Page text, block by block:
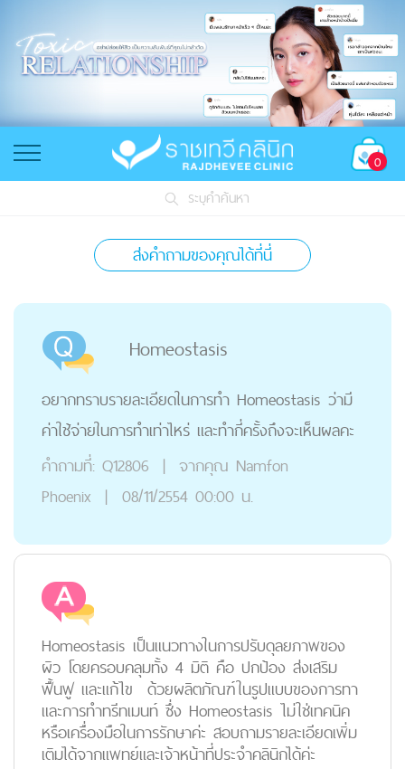
0
ระบุคำค้นหา
ส่งคำถามของคุณได้ที่นี่
Homeostasis
อยากทราบรายละเอียดในการทำ Homeostasis ว่ามี
ค่าใช้จ่ายในการทำเท่าไหร่ และทำกี่ครั้งถึงจะเห็นผลคะ
คำถามที่: Q12806 | จากคุณ Namfon
Phoenix | 08/11/2554 00:00 น.
Homeostasis เป็นแนวทางในการปรับดุลยภาพของ
ผิว โดยครอบคลุมทั้ง 4 มิติ คือ ปกป้อง ส่งเสริม
ฟื้นฟู และแก้ไข ด้วยผลิตภัณฑ์ในรูปแบบของการทา
และการทำทรีทเมนท์ ซึ่ง Homeostasis ไม่ใช่เทคนิค
หรือเครื่องมือในการรักษาค่ะ สอบถามรายละเอียดเพิ่ม
เติมได้จากแพทย์และเจ้าหน้าที่ประจำคลินิกได้ค่ะ